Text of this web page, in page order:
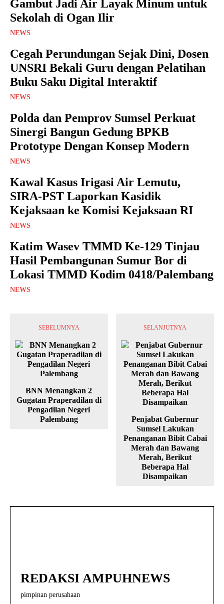
Gambut Jadi Air Layak Minum untuk
Sekolah di Ogan Ilir
NEWS
Cegah Perundungan Sejak Dini, Dosen
UNSRI Bekali Guru dengan Pelatihan
Buku Saku Digital Interaktif
NEWS
Polda dan Pemprov Sumsel Perkuat
Sinergi Bangun Gedung BPKB
Prototype Dengan Konsep Modern
NEWS
Kawal Kasus Irigasi Air Lemutu,
SIRA-PST Laporkan Kasidik
Kejaksaan ke Komisi Kejaksaan RI
NEWS
Katim Wasev TMMD Ke-129 Tinjau
Hasil Pembangunan Sumur Bor di
Lokasi TMMD Kodim 0418/Palembang
NEWS
SEBELUMNYA
BNN Menangkan 2
Gugatan Praperadilan di
Pengadilan Negeri
Palembang
SELANJUTNYA
Penjabat Gubernur
Sumsel Lakukan
Penanganan Bibit Cabai
Merah dan Bawang
Merah, Berikut
Beberapa Hal
Disampaikan
REDAKSI AMPUHNEWS
pimpinan perusahaan